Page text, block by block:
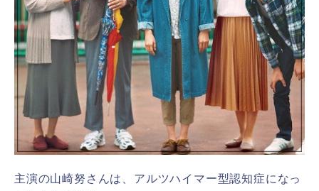
主演の山崎努さんは、アルツハイマー型認知症になっ